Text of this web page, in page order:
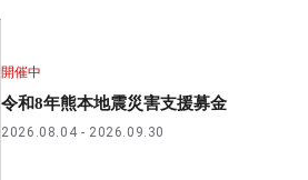
開催中
令和8年熊本地震災害支援募金
2026.08.04 2026.09.30